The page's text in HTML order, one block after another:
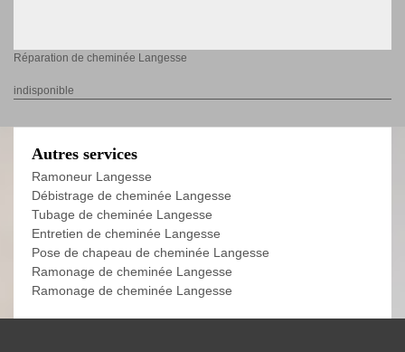
Réparation de cheminée Langesse
indisponible
Autres services
Ramoneur Langesse
Débistrage de cheminée Langesse
Tubage de cheminée Langesse
Entretien de cheminée Langesse
Pose de chapeau de cheminée Langesse
Ramonage de cheminée Langesse
Ramonage de cheminée Langesse